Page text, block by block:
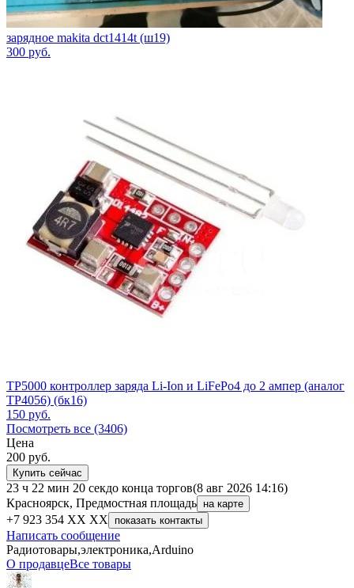
зарядное makita dct1414t (ш19)
300 руб.
TP5000 контроллер заряда Li-Ion и LiFePo4 до 2 ампер (аналог
TP4056) (бк16)
150 руб.
Посмотреть все (3406)
Цена
200 руб.
Купить сейчас
23 ч 22 мин 20 секдо конца торгов(8 авг 2026 14:16)
Красноярск, Предмостная площадь на карте
+7 923 354 XX XX показать контакты
Написать сообщение
Радиотовары,электроника,Arduino
О продавцеВсе товары